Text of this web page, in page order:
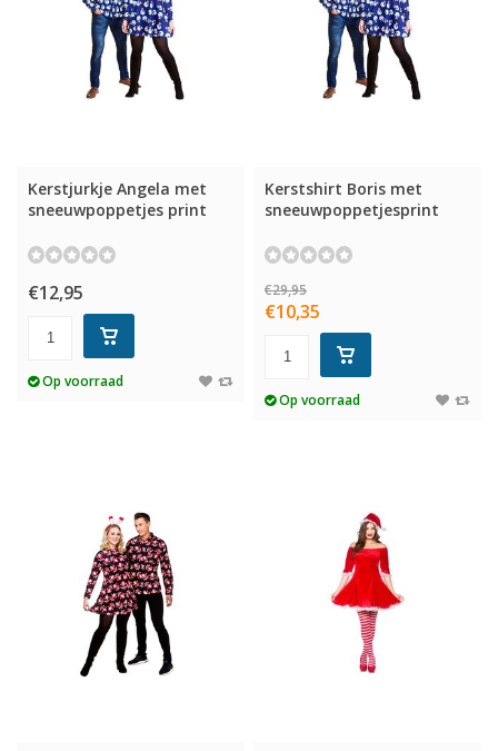
Kerstjurkje Angela met
sneeuwpoppetjes print
€12,95
Op voorraad
Kerstshirt Boris met
sneeuwpoppetjesprint
€29,95
€10,35
Op voorraad